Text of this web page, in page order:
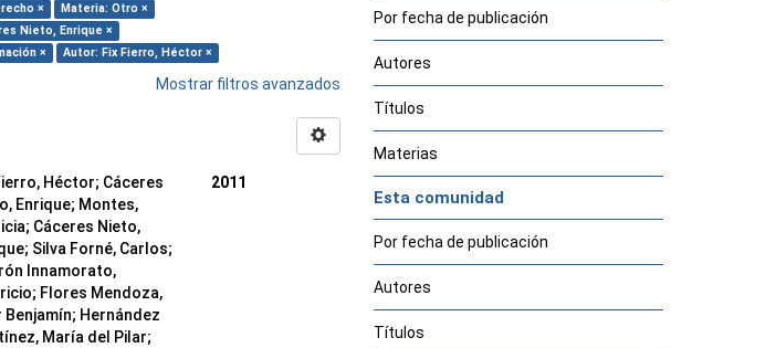
×
Materia: Otro ×
Nieto, Enrique ×
× Autor: Fix Fierro, Héctor ×
Mostrar filtros avanzados
Héctor; Cáceres
Enrique; Montes,
; Cáceres Nieto,
; Silva Forné, Carlos;
Innamorato,
; Flores Mendoza,
Benjamín; Hernández
María del Pilar;
2011
Por fecha de publicación
Autores
Títulos
Materias
Esta comunidad
Por fecha de publicación
Autores
Títulos